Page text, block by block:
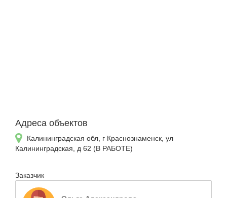
Адреса объектов
Калининградская обл, г Краснознаменск, ул
Калининградская, д 62 (В РАБОТЕ)
Заказчик